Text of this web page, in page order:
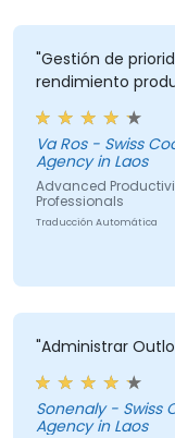
"Gestión de
rendimiento
Va Ros - Swiss Cooperation Office and Consular
Agency in Laos
Advanced
Professionals
Traducción Automática
"Administrar
Sonenaly - Swiss Cooperation Office and Consular
Agency in Laos